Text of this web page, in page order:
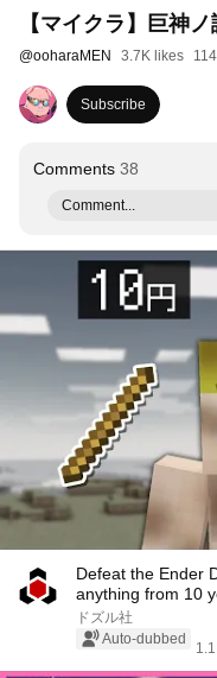
【マイクラ】巨神
@ooharaMEN 3.7K likes
Subscribe
Comments 38
Comment...
Defeat the Ender
anything from 10
ドズル社
Auto-dubbed